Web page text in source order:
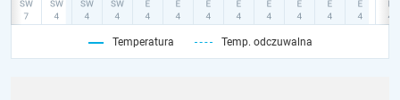
Temperatura Temp. odczuwalna